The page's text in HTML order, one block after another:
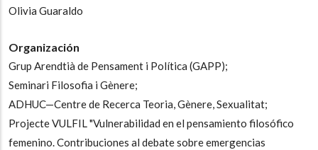
Olivia Guaraldo
Organización
Grup Arendtià de Pensament i Política (GAPP);
Seminari Filosofia i Gènere;
ADHUC—Centre de Recerca Teoria, Gènere, Sexualitat;
Projecte VULFIL "Vulnerabilidad en el pensamiento filosófico
femenino. Contribuciones al debate sobre emergencias